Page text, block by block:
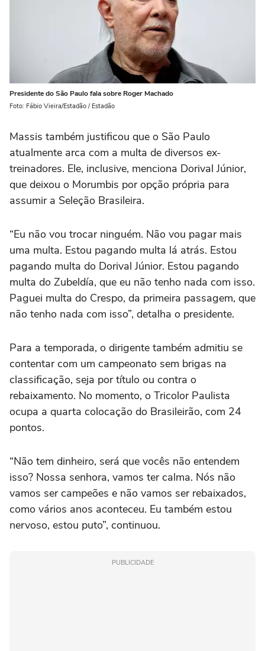
Presidente do São Paulo fala sobre Roger Machado
Foto: Fábio Vieira/Estadão / Estadão
Massis também justificou que o São Paulo
atualmente arca com a multa de diversos ex-
treinadores. Ele, inclusive, menciona Dorival Júnior,
que deixou o Morumbis por opção própria para
assumir a Seleção Brasileira.
“Eu não vou trocar ninguém. Não vou pagar mais
uma multa. Estou pagando multa lá atrás. Estou
pagando multa do Dorival Júnior. Estou pagando
multa do Zubeldía, que eu não tenho nada com isso.
Paguei multa do Crespo, da primeira passagem, que
não tenho nada com isso”, detalha o presidente.
Para a temporada, o dirigente também admitiu se
contentar com um campeonato sem brigas na
classificação, seja por título ou contra o
rebaixamento. No momento, o Tricolor Paulista
ocupa a quarta colocação do Brasileirão, com 24
pontos.
“Não tem dinheiro, será que vocês não entendem
isso? Nossa senhora, vamos ter calma. Nós não
vamos ser campeões e não vamos ser rebaixados,
como vários anos aconteceu. Eu também estou
nervoso, estou puto”, continuou.
PUBLICIDADE